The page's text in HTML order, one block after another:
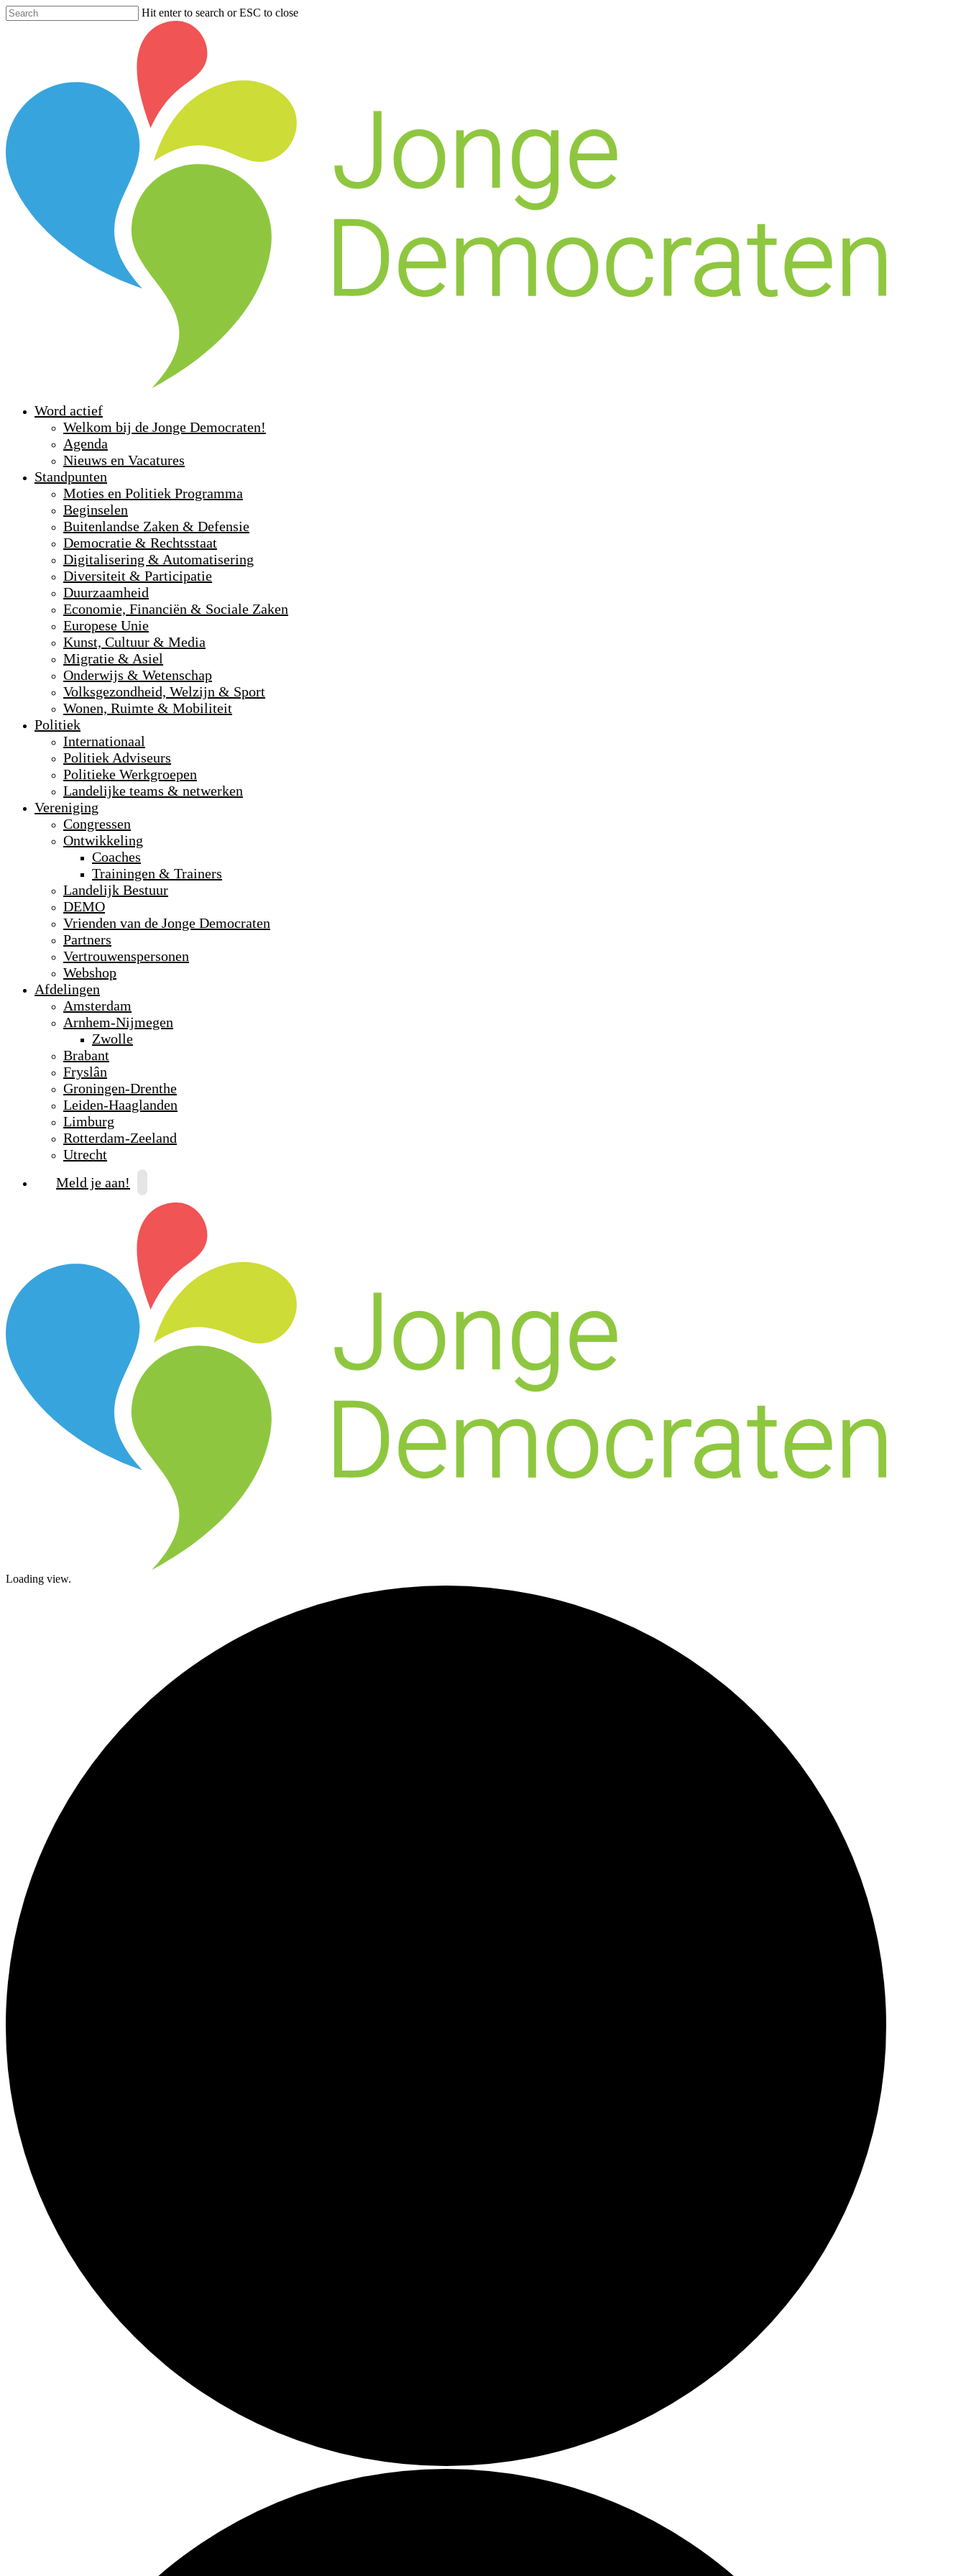
Hit enter to search or ESC to close
Word actief
Welkom bij de Jonge Democraten!
Agenda
Nieuws en Vacatures
Standpunten
Moties en Politiek Programma
Beginselen
Buitenlandse Zaken & Defensie
Democratie & Rechtsstaat
Digitalisering & Automatisering
Diversiteit & Participatie
Duurzaamheid
Economie, Financiën & Sociale Zaken
Europese Unie
Kunst, Cultuur & Media
Migratie & Asiel
Onderwijs & Wetenschap
Volksgezondheid, Welzijn & Sport
Wonen, Ruimte & Mobiliteit
Politiek
Internationaal
Politiek Adviseurs
Politieke Werkgroepen
Landelijke teams & netwerken
Vereniging
Congressen
Ontwikkeling
Coaches
Trainingen & Trainers
Landelijk Bestuur
DEMO
Vrienden van de Jonge Democraten
Partners
Vertrouwenspersonen
Webshop
Afdelingen
Amsterdam
Arnhem-Nijmegen
Zwolle
Brabant
Fryslân
Groningen-Drenthe
Leiden-Haaglanden
Limburg
Rotterdam-Zeeland
Utrecht
Meld je aan!
Loading view.